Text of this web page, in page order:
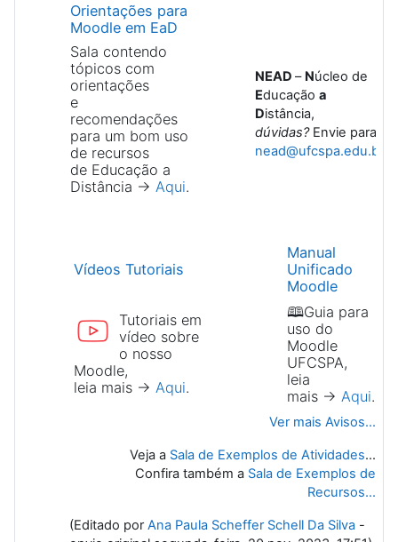
Orientações para
Moodle em EaD
Sala contendo
tópicos com
orientações
e
recomendações
para um bom uso
de recursos
de Educação a
Distância → Aqui.
NEAD – Núcleo de
Educação a
Distância,
dúvidas?Envie para:
nead@ufcspa.edu.br
Vídeos Tutoriais
Manual
Unificado
Moodle
Tutoriais em
vídeo sobre
o nosso
Moodle,
leia mais → Aqui.
🕮Guia para
uso do
Moodle
UFCSPA,
leia
mais → Aqui.
Ver mais Avisos...
Veja a Sala de Exemplos de Atividades...
Confira também a Sala de Exemplos de
Recursos...
(Editado porAna Paula Scheffer Schell Da Silva -